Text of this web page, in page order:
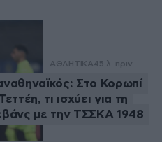
ΑΘΛΗΤΙΚΑ45 λ. πριν
Στο Κορωπί
τι ισχύει για τη
με την ΤΣΣΚΑ 1948